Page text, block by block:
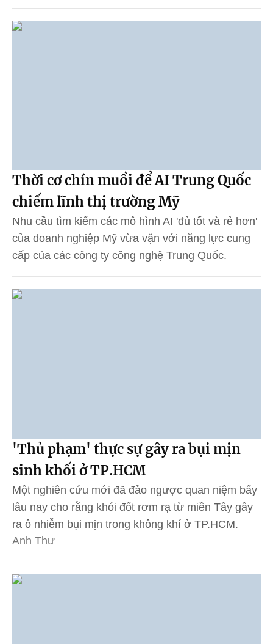
Thời cơ chín muồi để AI Trung Quốc
chiếm lĩnh thị trường Mỹ
Nhu cầu tìm kiếm các mô hình AI 'đủ tốt và rẻ hơn'
của doanh nghiệp Mỹ vừa vặn với năng lực cung
cấp của các công ty công nghệ Trung Quốc.
'Thủ phạm' thực sự gây ra bụi mịn
sinh khối ở TP.HCM
Một nghiên cứu mới đã đảo ngược quan niệm bấy
lâu nay cho rằng khói đốt rơm rạ từ miền Tây gây
ra ô nhiễm bụi mịn trong không khí ở TP.HCM.
Anh Thư